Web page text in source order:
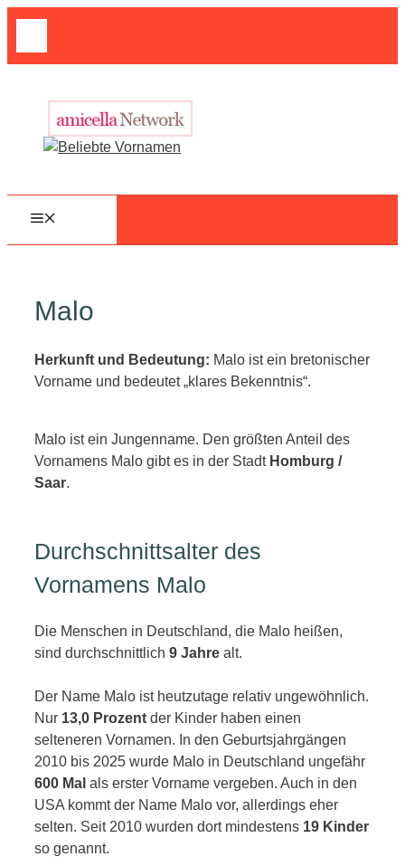
Zum
Malo
Herkunft und Bedeutung: Malo ist ein bretonischer
Vorname und bedeutet „klares Bekenntnis“.
Malo ist ein Jungenname. Den größten Anteil des
Vornamens Malo gibt es in der Stadt Homburg /
Saar.
Durchschnittsalter des
Vornamens Malo
Die Menschen in Deutschland, die Malo heißen,
sind durchschnittlich 9 Jahre alt.
Der Name Malo ist heutzutage relativ ungewöhnlich.
Nur 13,0 Prozent der Kinder haben einen
selteneren Vornamen. In den Geburtsjahrgängen
2010 bis 2025 wurde Malo in Deutschland ungefähr
600 Mal als erster Vorname vergeben. Auch in den
USA kommt der Name Malo vor, allerdings eher
selten. Seit 2010 wurden dort mindestens 19 Kinder
so genannt.